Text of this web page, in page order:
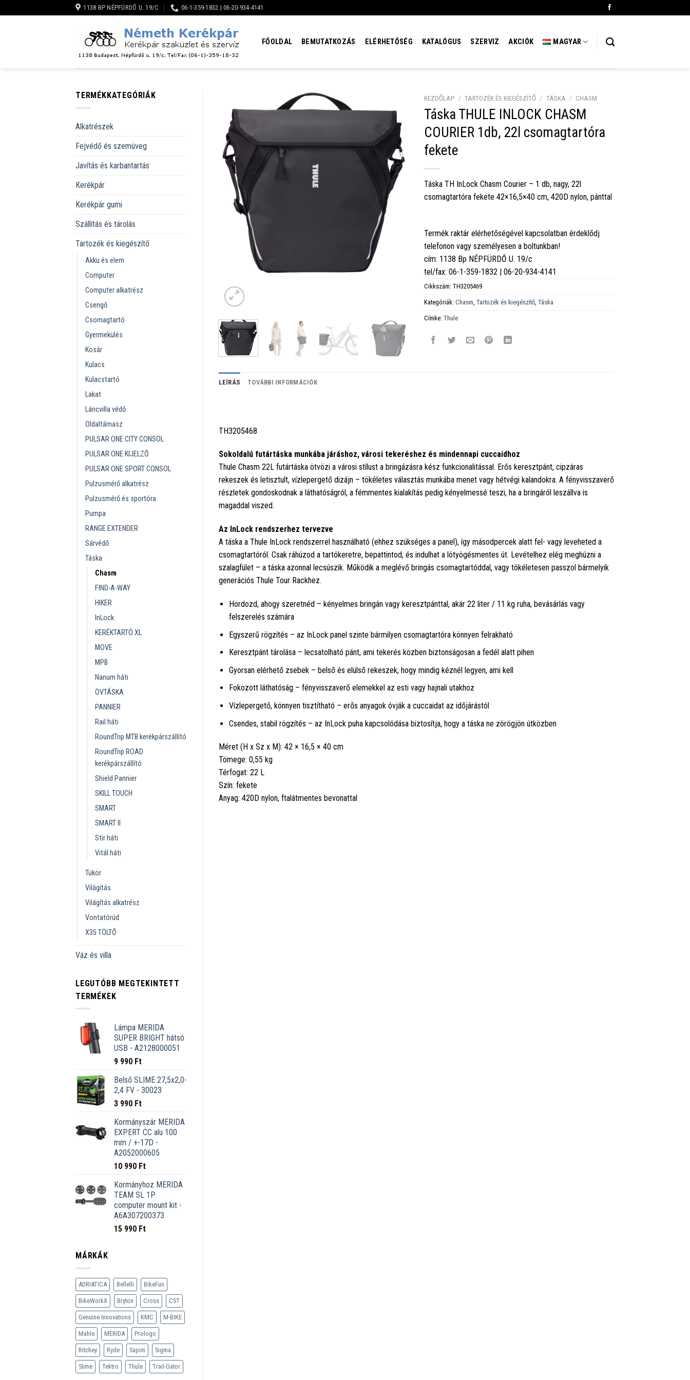
to
1138 BP NÉPFÜRDŐ U. 19/C 06-1-359-1832 | 06-20-934-4141
FŐOLDAL BEMUTATKOZÁS ELÉRHETŐSÉG KATALÓGUS SZERVIZ AKCIÓK MAGYAR
TERMÉKKATEGÓRIÁK
Alkatrészek
Fejvédő és szemüveg
Javítás és karbantartás
Kerékpár
Kerékpár gumi
Szállítás és tárolás
Tartozék és kiegészítő
Akku és elem
Computer
Computer alkatrész
Csengő
Csomagtartó
Gyermekülés
Kosár
Kulacs
Kulacstartó
Lakat
Láncvilla védő
Oldaltámasz
PULSAR ONE CITY CONSOL
PULSAR ONE KIJELZŐ
PULSAR ONE SPORT CONSOL
Pulzusmérő alkatrész
Pulzusmérő és sportóra
Pumpa
RANGE EXTENDER
Sárvédő
Táska
Chasm
FIND-A-WAY
HIKER
InLock
KERÉKTARTÓ XL
MOVE
MPB
Nanum háti
ÖVTÁSKA
PANNIER
Rail háti
RoundTrip MTB kerékpárszállító
RoundTrip ROAD
kerékpárszállító
Shield Pannier
SKILL TOUCH
SMART
SMART II
Stir háti
Vitál háti
Tükör
Világítás
Világítás alkatrész
Vontatórúd
X35 TÖLTŐ
Váz és villa
LEGUTÓBB MEGTEKINTETT
TERMÉKEK
Lámpa MERIDA
SUPER BRIGHT hátsó
USB - A2128000051
9 990 Ft
Belső SLIME 27,5x2,0-
2,4 FV - 30023
3 990 Ft
Kormányszár MERIDA
EXPERT CC alu 100
mm / +-17D -
A2052000605
10 990 Ft
Kormányhoz MERIDA
TEAM SL 1P
computer mount kit -
A6A307200373
15 990 Ft
MÁRKÁK
ADRIATICA Bellelli BikeFun
BikeWorkX Bryton Cross CST
Genuine Innovations KMC M-BIKE
Mahle MERIDA Prologo
Ritchey Ryde Sapim Sigma
Slime Tektro Thule Trail-Gator
KEZDŐLAP / TARTOZÉK ÉS KIEGÉSZÍTŐ / TÁSKA / CHASM
Táska THULE INLOCK CHASM
COURIER 1db, 22l csomagtartóra
fekete
Táska TH InLock Chasm Courier – 1 db, nagy, 22l
csomagtartóra fekete 42×16,5×40 cm, 420D nylon, pánttal
Termék raktár elérhetőségével kapcsolatban érdeklődj
telefonon vagy személyesen a boltunkban!
cím: 1138 Bp NÉPFÜRDŐ U. 19/c
tel/fax: 06-1-359-1832 | 06-20-934-4141
Cikkszám:TH3205469
Kategóriák:Chasm ,Tartozék és kiegészítő ,Táska
Címke:Thule
LEÍRÁS TOVÁBBI INFORMÁCIÓK
TH3205468
Sokoldalú futártáska munkába járáshoz, városi tekeréshez és mindennapi cuccaidhoz
Thule Chasm 22L futártáska ötvözi a városi stílust a bringázásra kész funkcionalitással. Erős keresztpánt, cipzáras
rekeszek és letisztult, vízlepergető dizájn – tökéletes választás munkába menet vagy hétvégi kalandokra. A fényvisszaverő
részletek gondoskodnak a láthatóságról, a fémmentes kialakítás pedig kényelmessé teszi, ha a bringáról leszállva is
magaddal viszed.
Az InLock rendszerhez tervezve
A táska a Thule InLock rendszerrel használható (ehhez szükséges a panel), így másodpercek alatt fel- vagy leveheted a
csomagtartóról. Csak ráhúzod a tartókeretre, bepattintod, és indulhat a lötyögésmentes út. Levételhez elég meghúzni a
szalagfület – a táska azonnal lecsúszik. Működik a meglévő bringás csomagtartóddal, vagy tökéletesen passzol bármelyik
generációs Thule Tour Rackhez.
Hordozd, ahogy szeretnéd – kényelmes bringán vagy keresztpánttal, akár 22 liter / 11 kg ruha, bevásárlás vagy
felszerelés számára
Egyszerű rögzítés – az InLock panel szinte bármilyen csomagtartóra könnyen felrakható
Keresztpánt tárolása – lecsatolható pánt, ami tekerés közben biztonságosan a fedél alatt pihen
Gyorsan elérhető zsebek – belső és elülső rekeszek, hogy mindig kéznél legyen, ami kell
Fokozott láthatóság – fényvisszaverő elemekkel az esti vagy hajnali utakhoz
Vízlepergető, könnyen tisztítható – erős anyagok óvják a cuccaidat az időjárástól
Csendes, stabil rögzítés – az InLock puha kapcsolódása biztosítja, hogy a táska ne zörögjön útközben
Méret (H x Sz x M): 42 × 16,5 × 40 cm
Tömege: 0,55 kg
Térfogat: 22 L
Szín: fekete
Anyag: 420D nylon, ftalátmentes bevonattal